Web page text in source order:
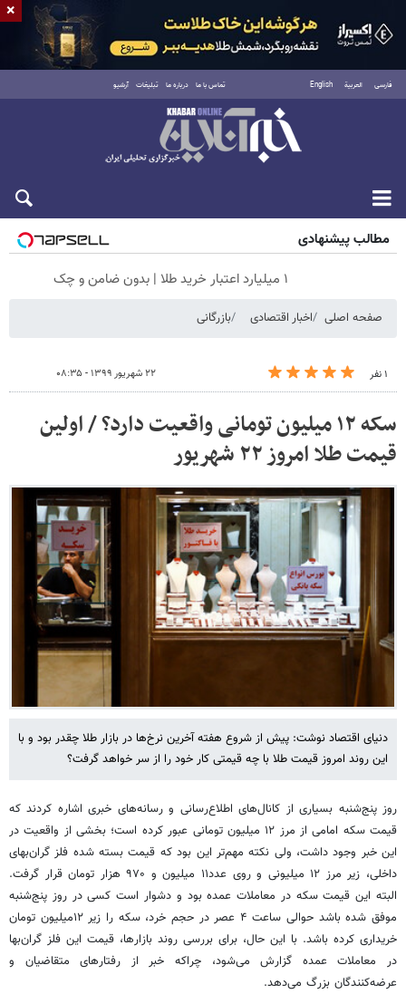
فارسی العربية English تماس با ما درباره ما تبلیغات آرشیو
جمعه ۱۶ مرداد ۱۴۰۵
مطالب پیشنهادی
۱ میلیارد اعتبار خرید طلا | بدون ضامن و چک
صفحه اصلی اخبار اقتصادی بازرگانی
۱ نفر ۲۲ شهریور ۱۳۹۹ - ۰۸:۳۵
سکه ۱۲ میلیون تومانی واقعیت دارد؟ / اولین
قیمت طلا امروز ۲۲ شهریور
دنیای اقتصاد نوشت: پیش از شروع هفته آخرین نرخ‌ها در بازار طلا چقدر بود و با
این روند امروز قیمت طلا با چه قیمتی کار خود را از سر خواهد گرفت؟
روز پنج‌شنبه بسیاری از کانال‌های اطلاع‌رسانی و رسانه‌های خبری اشاره کردند که
قیمت سکه امامی از مرز ۱۲ میلیون تومانی عبور کرده است؛ بخشی از واقعیت در
این خبر وجود داشت، ولی نکته مهم‌تر این بود که قیمت بسته شده فلز گران‌بهای
داخلی، زیر مرز ۱۲ میلیونی و روی عدد۱۱ میلیون و ۹۷۰ هزار تومان قرار گرفت.
البته این قیمت سکه در معاملات عمده بود و دشوار است کسی در روز پنج‌شنبه
موفق شده باشد حوالی ساعت ۴ عصر در حجم خرد، سکه را زیر ۱۲میلیون تومان
خریداری کرده باشد. با این حال، برای بررسی روند بازارها، قیمت این فلز گران‌بها
در معاملات عمده گزارش می‌شود، چراکه خبر از رفتارهای متقاضیان و
عرضه‌کنندگان بزرگ می‌دهد.
×